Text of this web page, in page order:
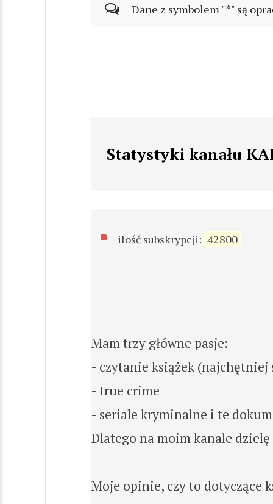
Dane z symbolem "*" są
Statystyki kanału
ilość subskrypcji: 42800
Mam trzy główne pasje:
- czytanie książek
- true crime
- seriale kryminalne i te
Dlatego na moim kanale
Moje opinie, czy to dotyczące